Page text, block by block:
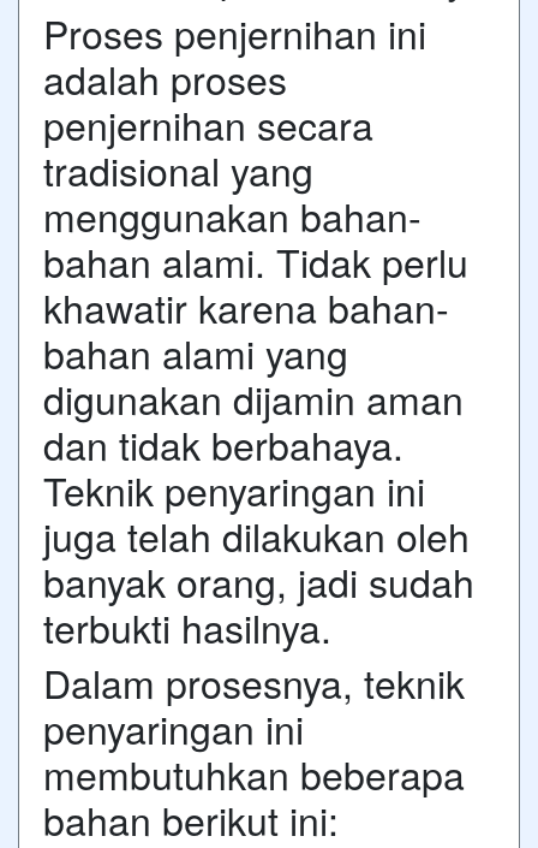
Proses penjernihan ini
adalah proses
penjernihan secara
tradisional yang
menggunakan bahan-
bahan alami. Tidak perlu
khawatir karena bahan-
bahan alami yang
digunakan dijamin aman
dan tidak berbahaya.
Teknik penyaringan ini
juga telah dilakukan oleh
banyak orang, jadi sudah
terbukti hasilnya.
Dalam prosesnya, teknik
penyaringan ini
membutuhkan beberapa
bahan berikut ini: